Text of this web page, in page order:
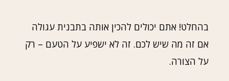
בהחלט! אתם יכולים להכין אותה בתבנית עגולה
אם זה מה שיש לכם. זה לא ישפיע על הטעם – רק
על הצורה.